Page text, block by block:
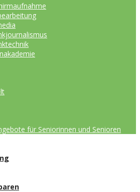
für Seniorinnen und Senioren